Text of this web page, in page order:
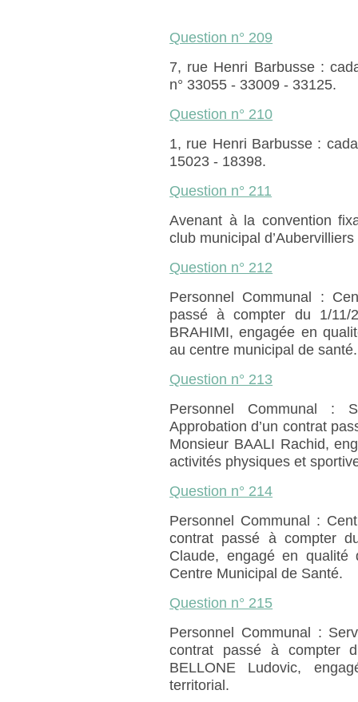
Question n° 209
7, rue Henri Barbusse :
n° 33055 - 33009 - 33125.
Question n° 210
1, rue Henri Barbusse :
15023 - 18398.
Question n° 211
Avenant à la convention
club municipal
Question n° 212
Personnel Communal :
passé à compter du 1/11/
BRAHIMI, engagée en
au centre municipal de santé.
Question n° 213
Personnel Communal :
Approbation d’un contrat
Monsieur BAALI Rachid,
activités physiques et
Question n° 214
Personnel Communal :
contrat passé à compter
Claude, engagé en qualité
Centre Municipal de Santé.
Question n° 215
Personnel Communal :
contrat passé à compter
BELLONE Ludovic,
territorial.